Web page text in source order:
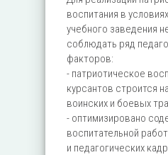
воспитания в
учебного заведения
соблюдать ряд
факторов:
- патриотическое
курсантов строится
воинских и боевых
- оптимизировано
воспитательной
и педагогических